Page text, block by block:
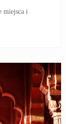
miejsca i